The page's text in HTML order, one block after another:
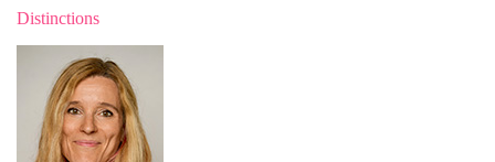
Distinctions